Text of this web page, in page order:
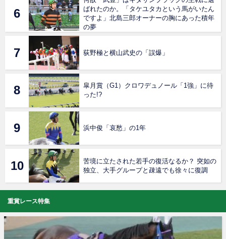
ばれたのか。「タケユタカという馬がいたん
ですよ」北島三郎オーナーの胸にあった積年
の夢
荻野極と横山武史の「誤爆」
皐月賞（G1）クロワデュノール「1強」に待
った!?
浜中俊「哀愁」の1年
苦境に立たされた若手の復活なるか？ 突如の
独立、大手グループと疎遠でも徐々に復調
重賞レース特集